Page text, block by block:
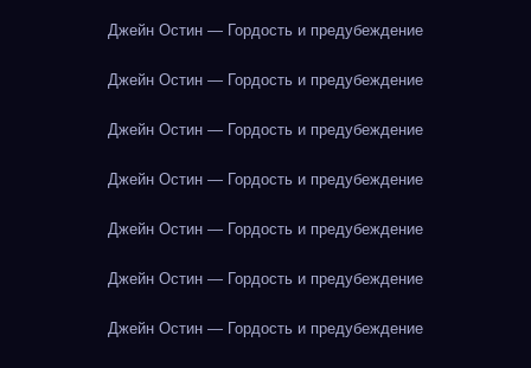
Джейн Остин — Гордость и предубеждение
Джейн Остин — Гордость и предубеждение
Джейн Остин — Гордость и предубеждение
Джейн Остин — Гордость и предубеждение
Джейн Остин — Гордость и предубеждение
Джейн Остин — Гордость и предубеждение
Джейн Остин — Гордость и предубеждение